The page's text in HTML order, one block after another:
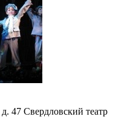
47 Свердловский театр